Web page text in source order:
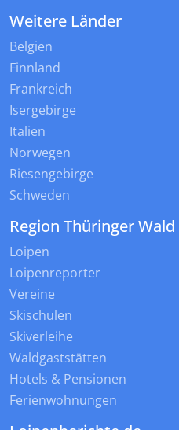
Weitere Länder
Belgien
Finnland
Frankreich
Isergebirge
Italien
Norwegen
Riesengebirge
Schweden
Region Thüringer Wald
Loipen
Loipenreporter
Vereine
Skischulen
Skiverleihe
Waldgaststätten
Hotels & Pensionen
Ferienwohnungen